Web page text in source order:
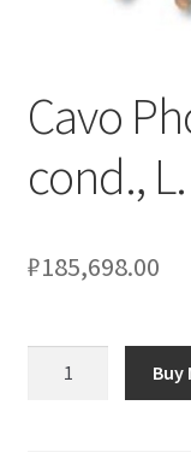
Сотрудничество
Cavo
cond.,
₽185,698.00
Buy